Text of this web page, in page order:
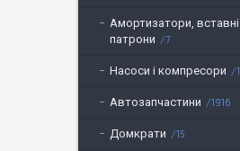
Амортизатори, вставні
патрони
7
Насоси і компресори 1
Автозапчастини 1916
Домкрати 15